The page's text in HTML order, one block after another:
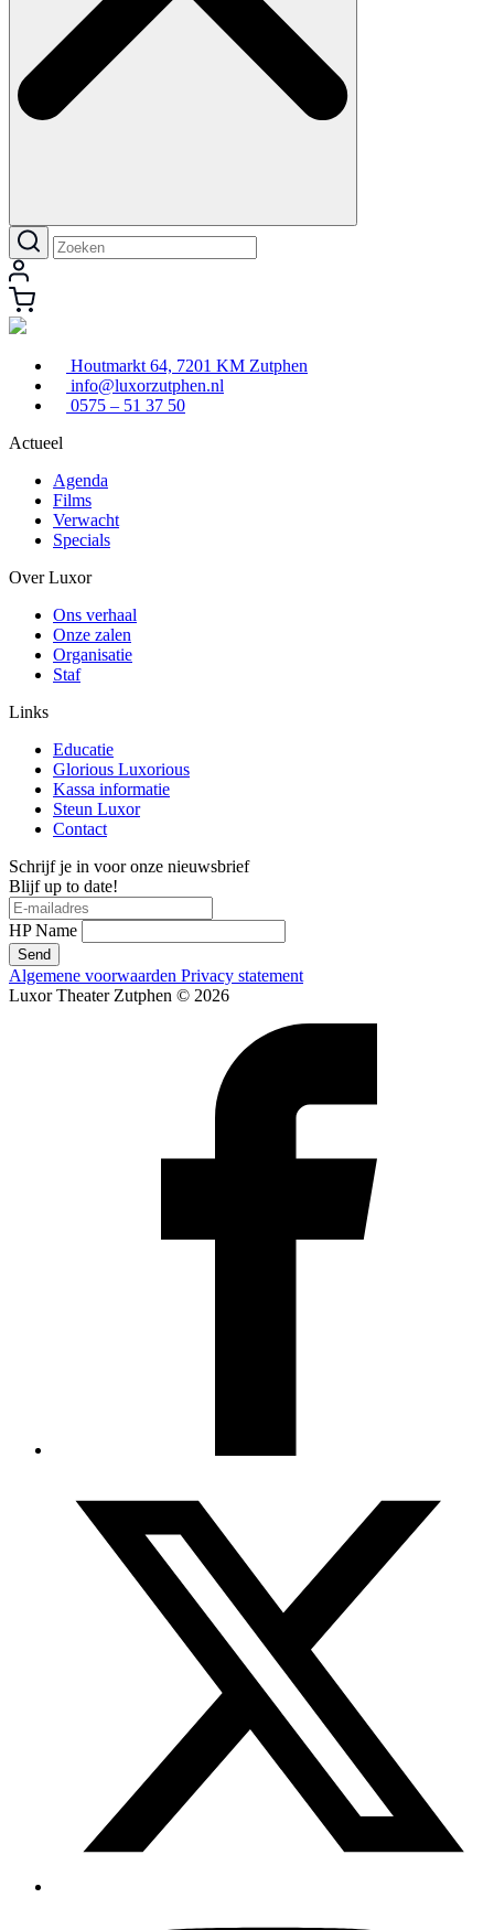
Houtmarkt 64, 7201 KM Zutphen
info@luxorzutphen.nl
0575 – 51 37 50
Actueel
Agenda
Films
Verwacht
Specials
Over Luxor
Ons verhaal
Onze zalen
Organisatie
Staf
Links
Educatie
Glorious Luxorious
Kassa informatie
Steun Luxor
Contact
Schrijf je in voor onze nieuwsbrief
Blijf up to date!
HP Name
Send
Algemene voorwaarden Privacy statement
Luxor Theater Zutphen © 2026